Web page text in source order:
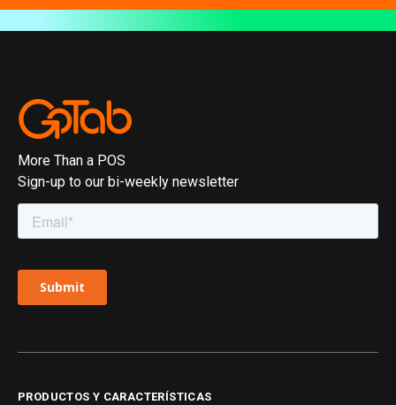
More Than a POS
Sign-up to our bi-weekly newsletter
PRODUCTOS Y CARACTERÍSTICAS